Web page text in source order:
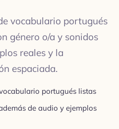
vocabulario portugués
género o/a y sonidos
reales y la
espaciada.
portugués listas
de audio y ejemplos